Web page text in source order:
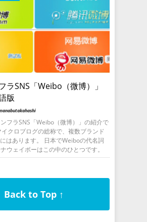
ラSNS「Weibo（微博）」
版
フラSNS「Weibo（微博）」の紹介で
クロブログの総称で、複数ブランド
はあります。 日本でWeiboの代名詞
ウェイボーはこの中のひとつです。
Back to Top ↑